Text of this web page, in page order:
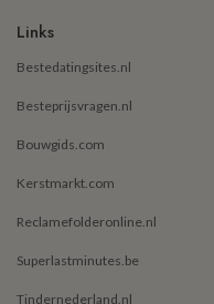
Links
Bestedatingsites.nl
Besteprijsvragen.nl
Bouwgids.com
Kerstmarkt.com
Reclamefolderonline.nl
Superlastminutes.be
Tindernederland.nl